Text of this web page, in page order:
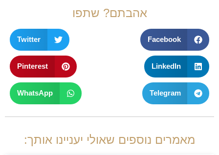
אהבתם? שתפו
Facebook
Twitter
LinkedIn
Pinterest
Telegram
WhatsApp
מאמרים נוספים שאולי יעניינו אותך: